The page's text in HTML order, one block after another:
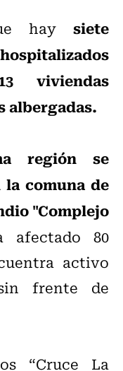
hay siete
viviendas
albergadas.
región se
comuna de
"Complejo
afectado 80
activo
frente de
“Cruce La